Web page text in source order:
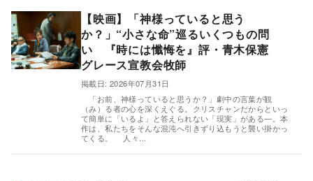
,
【映画】「神様っていると思う
か？」“小さな命”巡るいくつもの問
い 『時には懺悔を』評・青木保憲
グレース宣教会牧師
掲載日: 2026年07月31日
「お前、神様っていると思うか？」劇中の言葉が観
（み）る者の心を深くえぐる。クリスチャンだからといっ
て簡単に「いるよ」と答えられない「現実」がある―。本
作は、私たちをそんな混沌へ引きずり込もうと襲い掛かっ
てくる。 人々...